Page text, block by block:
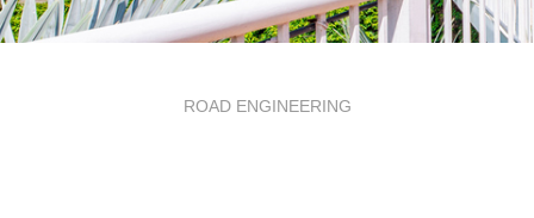
ROAD ENGINEERING